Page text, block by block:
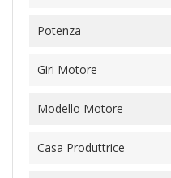
Potenza
Giri Motore
Modello Motore
Casa Produttrice